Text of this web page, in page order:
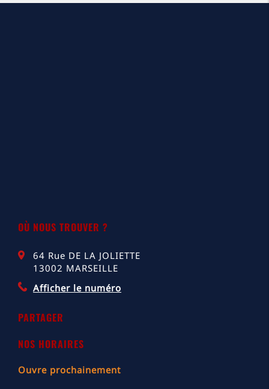
OÙ NOUS TROUVER ?
64 Rue DE LA JOLIETTE
13002 MARSEILLE
Afficher le numéro
PARTAGER
NOS HORAIRES
Ouvre prochainement